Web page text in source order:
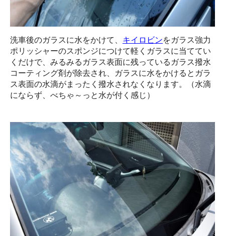
洗車後のガラスに水をかけて、 キイロビンをガラス強力
ポリッシャーのスポンジにつけて軽くガラスに当ててい
くだけで、みるみるガラス表面に残っているガラス撥水
コーティング剤が除去され、ガラスに水をかけるとガラ
ス表面の水滴がまったく撥水されなくなります。（水滴
にならず、べちゃ～っと水が付く感じ）